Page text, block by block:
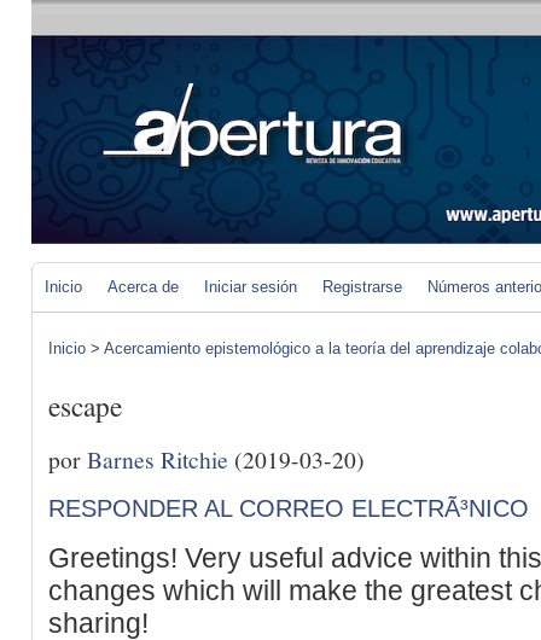
Inicio Acerca de Iniciar sesión Registrarse Números
Inicio > Acercamiento epistemológico a la teoría del aprendizaje
escape
porBarnes Ritchie (2019-03-20)
RESPONDER AL CORREO ELECTRÃ³NICO
Greetings! Very useful advice within
changes which will make the greatest
sharing!